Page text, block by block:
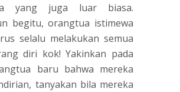
yang juga luar biasa.
begitu, orangtua istimewa
selalu melakukan semua
diri kok! Yakinkan pada
baru bahwa mereka
tanyakan bila mereka